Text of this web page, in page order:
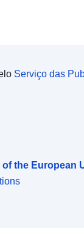
Serviço das
the European